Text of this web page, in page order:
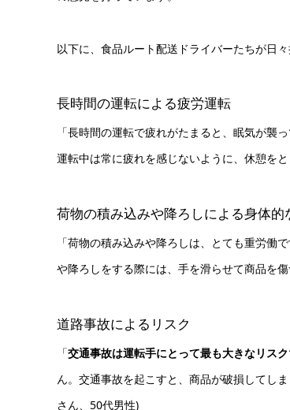
以下に、食品ルート配送ドライバーたちが日
長時間の運転による疲労運転
「長時間の運転で疲れがたまると、眠気が襲
運転中は常に疲れを感じないように、休憩を
荷物の積み込みや降ろしによる身体的
「荷物の積み込みや降ろしは、とても重労働
や降ろしをする際には、手を滑らせて商品を
道路事故によるリスク
「交通事故は運転手にとって最も大きなリスク
ん。交通事故を起こすと、商品が破損してし
さん、50代男性)